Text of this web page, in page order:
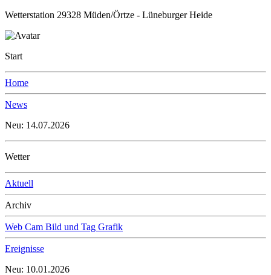
Wetterstation 29328 Müden/Örtze - Lüneburger Heide
Start
Home
News
Neu: 14.07.2026
Wetter
Aktuell
Archiv
Web Cam Bild und Tag Grafik
Ereignisse
Neu: 10.01.2026